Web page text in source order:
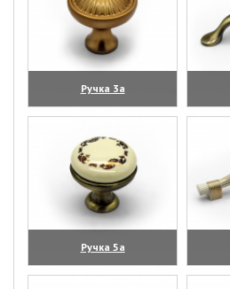
Ручка 3а
(увеличить)
Ручка 5а
(увеличить)